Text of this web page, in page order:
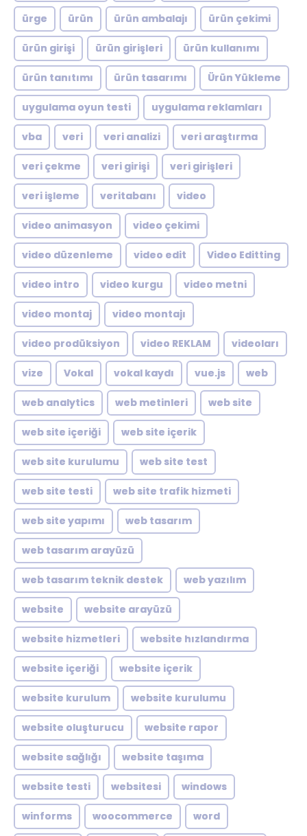
ürge ürün ürün ambalajı ürün çekimi
ürün girişi ürün girişleri ürün kullanımı
ürün tanıtımı ürün tasarımı Ürün Yükleme
uygulama oyun testi uygulama reklamları
vba veri veri analizi veri araştırma
veri çekme veri girişi veri girişleri
veri işleme veritabanı video
video animasyon video çekimi
video düzenleme video edit Video Editting
video intro video kurgu video metni
video montaj video montajı
video prodüksiyon video REKLAM videoları
vize Vokal vokal kaydı vue.js web
web analytics web metinleri web site
web site içeriği web site içerik
web site kurulumu web site test
web site testi web site trafik hizmeti
web site yapımı web tasarım
web tasarım arayüzü
web tasarım teknik destek web yazılım
website website arayüzü
website hizmetleri website hızlandırma
website içeriği website içerik
website kurulum website kurulumu
website oluşturucu website rapor
website sağlığı website taşıma
website testi websitesi windows
winforms woocommerce word